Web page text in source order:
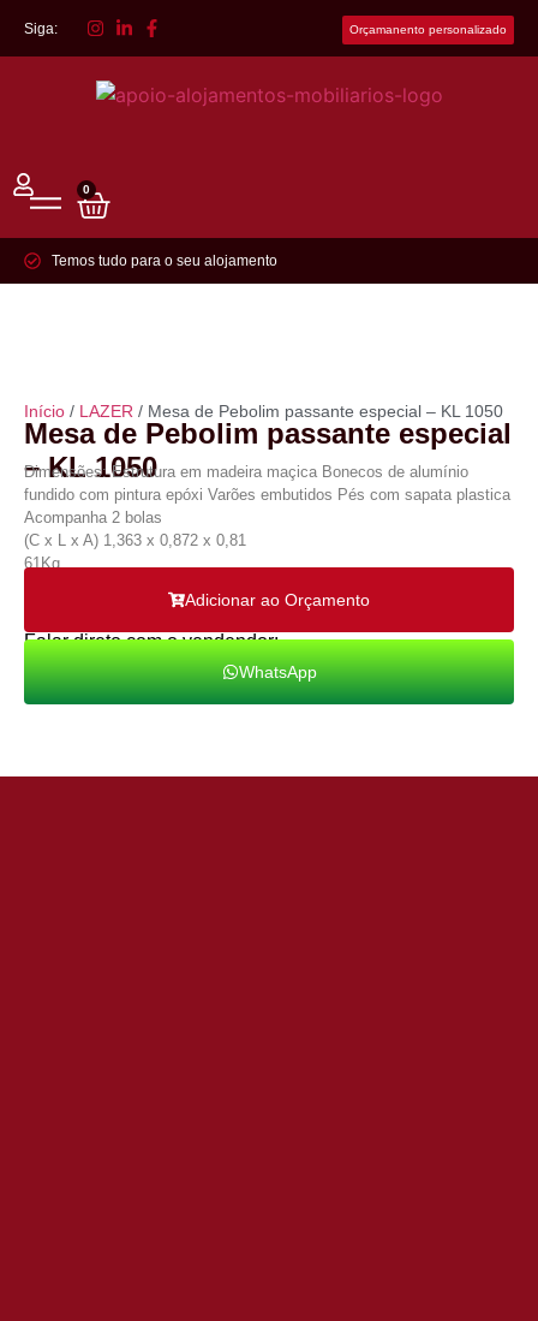
Siga: Orçamanento personalizado
0
Temos tudo para o seu alojamento
Início / LAZER / Mesa de Pebolim passante especial – KL 1050
Mesa de Pebolim passante especial
– KL 1050
Dimensões: Estrutura em madeira maçica Bonecos de alumínio
fundido com pintura epóxi Varões embutidos Pés com sapata plastica
Acompanha 2 bolas
(C x L x A) 1,363 x 0,872 x 0,81
61Kg
Adicionar ao Orçamento
Falar direto com o vendendor:
WhatsApp